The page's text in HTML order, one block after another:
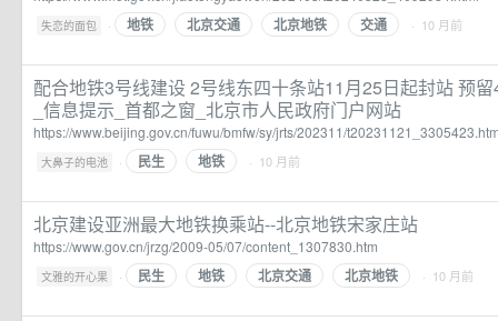
失恋的面包 · 地铁 北京交通 北京地铁 交通 · 10 月前
配合地铁3号线建设 2号线东四十条站11月25日起封站 预留
_信息提示_首都之窗_北京市人民政府门户网站
https://www.beijing.gov.cn/fuwu/bmfw/sy/jrts/202311/
大鼻子的电池 · 民生 地铁 · 10 月前
北京建设亚洲最大地铁换乘站--北京地铁宋家庄站
https://www.gov.cn/jrzg/2009-05/07/content_1307830.htm
文雅的开心果 · 民生 地铁 北京交通 北京地铁 · 10 月前